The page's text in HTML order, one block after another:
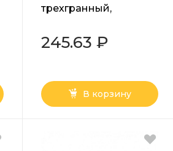
трехгранный,
рукоятка, №2 Сибртех
245.63 ₽
В корзину